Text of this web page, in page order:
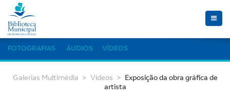
Toggle
FOTOGRAFIAS ÁUDIOS VÍDEOS
Galerias Multimédia Vídeos
Exposição da obra gráfica de
artista